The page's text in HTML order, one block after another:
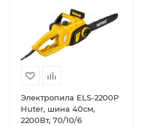
Электропила ELS-2200P
Huter, шина 40см,
2200Вт, 70/10/6